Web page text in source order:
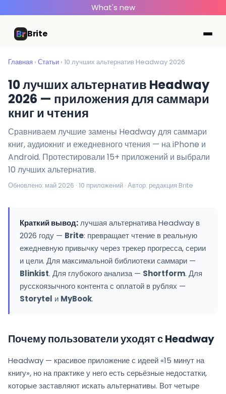
What's new
Brite
Главная › Статьи › 10 лучших альтернатив Headway 2026
10 лучших альтернатив Headway
2026 — приложения для саммари
книг и чтения
Сравниваем лучшие замены Headway для саммари
книг, аудиокниг и ежедневного чтения — на iPhone и
Android. Протестировали 15+ приложений и выбрали
10 лучших альтернатив.
Обновлено: май 2026 · 10 приложений · Автор: редакция Brite
Краткий вывод:лучшая альтернатива Headway в
2026 году — Brite: превращает чтение в реальную
ежедневную привычку через трекер прогресса, серии
и цели. Для максимальной библиотеки саммари —
Blinkist. Для глубокого анализа — Shortform. Для
русскоязычного контента с оплатой в рублях —
Storytel и MyBook.
Почему пользователи уходят с Headway
Headway — красивое приложение с идеей «15 минут на
книгу», но на практике у него есть серьёзные недостатки,
которые заставляют искать альтернативы. Вот четыре